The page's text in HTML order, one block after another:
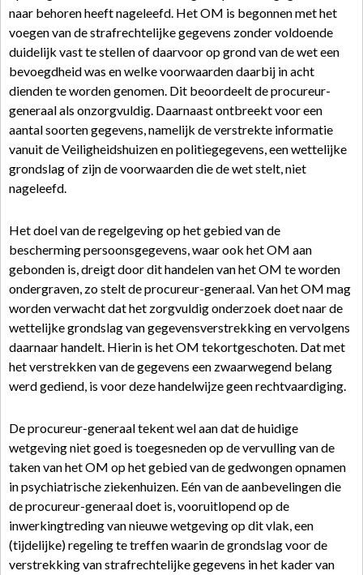
naar behoren heeft nageleefd. Het OM is begonnen met het
voegen van de strafrechtelijke gegevens zonder voldoende
duidelijk vast te stellen of daarvoor op grond van de wet een
bevoegdheid was en welke voorwaarden daarbij in acht
dienden te worden genomen. Dit beoordeelt de procureur-
generaal als onzorgvuldig. Daarnaast ontbreekt voor een
aantal soorten gegevens, namelijk de verstrekte informatie
vanuit de Veiligheidshuizen en politiegegevens, een wettelijke
grondslag of zijn de voorwaarden die de wet stelt, niet
nageleefd.
Het doel van de regelgeving op het gebied van de
bescherming persoonsgegevens, waar ook het OM aan
gebonden is, dreigt door dit handelen van het OM te worden
ondergraven, zo stelt de procureur-generaal. Van het OM mag
worden verwacht dat het zorgvuldig onderzoek doet naar de
wettelijke grondslag van gegevensverstrekking en vervolgens
daarnaar handelt. Hierin is het OM tekortgeschoten. Dat met
het verstrekken van de gegevens een zwaarwegend belang
werd gediend, is voor deze handelwijze geen rechtvaardiging.
De procureur-generaal tekent wel aan dat de huidige
wetgeving niet goed is toegesneden op de vervulling van de
taken van het OM op het gebied van de gedwongen opnamen
in psychiatrische ziekenhuizen. Eén van de aanbevelingen die
de procureur-generaal doet is, vooruitlopend op de
inwerkingtreding van nieuwe wetgeving op dit vlak, een
(tijdelijke) regeling te treffen waarin de grondslag voor de
verstrekking van strafrechtelijke gegevens in het kader van